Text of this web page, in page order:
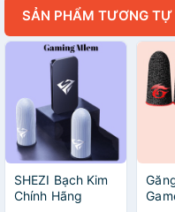
SẢN PHẨM TƯƠNG TỰ
SHEZI Bạch Kim
Chính Hãng